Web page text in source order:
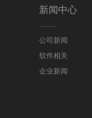
新闻中心
公司新闻
软件相关
企业新闻